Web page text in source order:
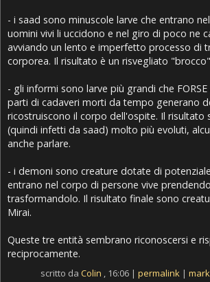
- i saad sono minuscole larve che entrano
uomini vivi li uccidono e nel giro di poco ne
avviando un lento e imperfetto processo di
corporea. Il risultato è un risvegliato
- gli informi sono larve più grandi che
parti di cadaveri morti da tempo generano
ricostruiscono il corpo dell'ospite. Il risultato
(quindi infetti da saad) molto più evoluti,
anche parlare.
- i demoni sono creature dotate di
entrano nel corpo di persone vive
trasformandolo. Il risultato finale sono
Mirai.
Queste tre entità sembrano riconoscersi e
reciprocamente.
scritto da Colin , 16:06 | permalink |